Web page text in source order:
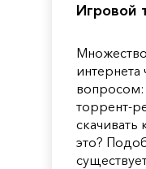
Игровой
интернета
вопросом:
торрент-
скачивать
это?